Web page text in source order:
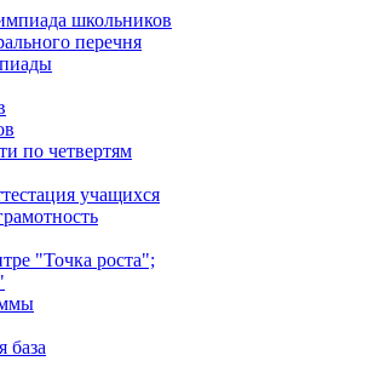
школьников
перечня
по четвертям
учащихся
"Точка роста";
база